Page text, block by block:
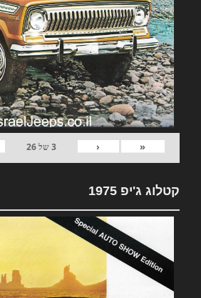
«
‹
3של26
קטלוג ג'יפ 1975